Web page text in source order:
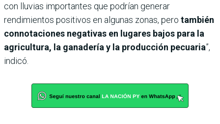
con lluvias importantes que podrían generar
rendimientos positivos en algunas zonas, pero también
connotaciones negativas en lugares bajos para la
agricultura, la ganadería y la producción pecuaria”,
indicó.